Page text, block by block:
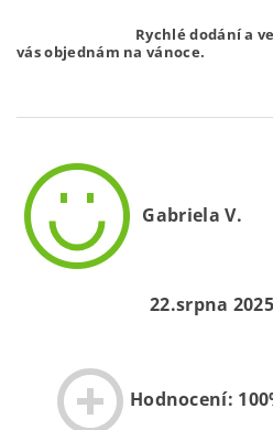
Rychlé dodání a
vás objednám na vánoce.
Hodnocení: